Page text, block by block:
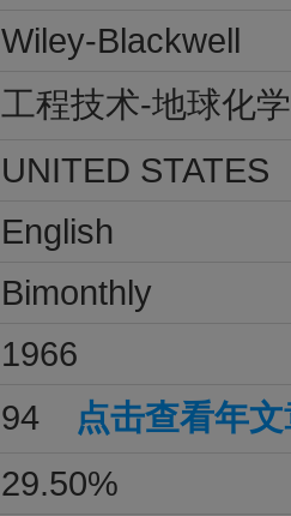
Wiley-Blackwell
工程技术-地球化
UNITED STATES
English
Bimonthly
1966
94 点击查看年
29.50%